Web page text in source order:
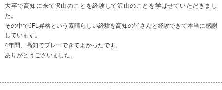
大卒で高知に来て沢山のことを経験して沢山のことを学ばせていただきまし
た。
その中でJFL昇格という素晴らしい経験を高知の皆さんと経験できて本当に感謝
しています。
4年間、高知でプレーできてよかったです。
ありがとうございました。